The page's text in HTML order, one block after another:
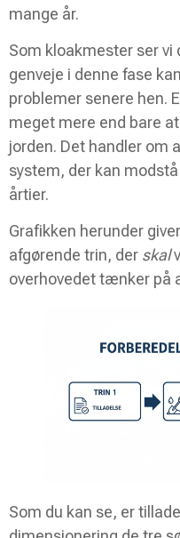
mange år.
Som kloakmester ser
genveje i denne fase
problemer senere hen.
meget mere end bare
jorden. Det handler om
system, der kan
årtier.
Grafikken herunder
afgørende trin, der skal
overhovedet tænker på
Som du kan se, er